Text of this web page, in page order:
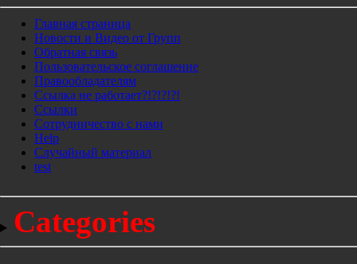
Главная страница
Новости и Видео от Групп
Обратная связь
Пользовательское соглашение
Правообладателям
Ссылка не работает?!?!?!?!
Ссылки
Сотрудничество с нами
Help
Cлучайный материал
test
Categories